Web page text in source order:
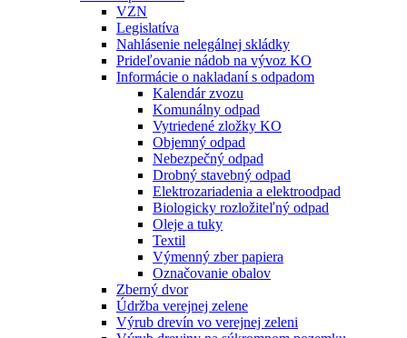
VZN
Legislatíva
Nahlásenie nelegálnej skládky
Prideľovanie nádob na vývoz KO
Informácie o nakladaní s odpadom
Kalendár zvozu
Komunálny odpad
Vytriedené zložky KO
Objemný odpad
Nebezpečný odpad
Drobný stavebný odpad
Elektrozariadenia a elektroodpad
Biologicky rozložiteľný odpad
Oleje a tuky
Textil
Výmenný zber papiera
Označovanie obalov
Zberný dvor
Údržba verejnej zelene
Výrub drevín vo verejnej zeleni